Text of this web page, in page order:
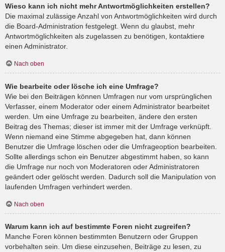
Wieso kann ich nicht mehr Antwortmöglichkeiten erstellen?
Die maximal zulässige Anzahl von Antwortmöglichkeiten wird durch
die Board-Administration festgelegt. Wenn du glaubst, mehr
Antwortmöglichkeiten als zugelassen zu benötigen, kontaktiere
einen Administrator.
Nach oben
Wie bearbeite oder lösche ich eine Umfrage?
Wie bei den Beiträgen können Umfragen nur vom ursprünglichen
Verfasser, einem Moderator oder einem Administrator bearbeitet
werden. Um eine Umfrage zu bearbeiten, ändere den ersten
Beitrag des Themas; dieser ist immer mit der Umfrage verknüpft.
Wenn niemand eine Stimme abgegeben hat, dann können
Benutzer die Umfrage löschen oder die Umfrageoption bearbeiten.
Sollte allerdings schon ein Benutzer abgestimmt haben, so kann
die Umfrage nur noch von Moderatoren oder Administratoren
geändert oder gelöscht werden. Dadurch soll die Manipulation von
laufenden Umfragen verhindert werden.
Nach oben
Warum kann ich auf bestimmte Foren nicht zugreifen?
Manche Foren können bestimmten Benutzern oder Gruppen
vorbehalten sein. Um diese einzusehen, Beiträge zu lesen, zu